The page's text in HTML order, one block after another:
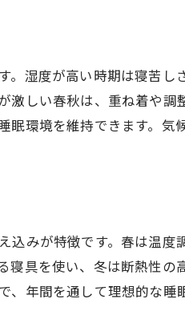
湿度が高い時期は寝苦
しい春秋は、重ね着や
眠環境を維持できます。
みが特徴です。春は温
具を使い、冬は断熱性
年間を通して理想的な睡